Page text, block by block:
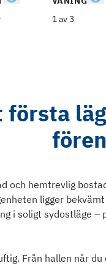
1 av 3
första
och hemtrevlig
ligger
i soligt sydostläge
Från hallen når